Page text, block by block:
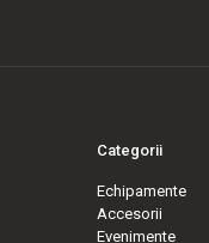
Categorii
Echipamente
Accesorii
Evenimente